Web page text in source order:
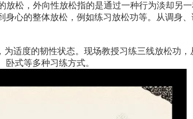
放松，外向性放松指的是通过一种行为淡却另
心的整体放松，例如练习放松功等。从调身
适度的韧性状态。现场教授习练三线放松功，
式等多种习练方式。